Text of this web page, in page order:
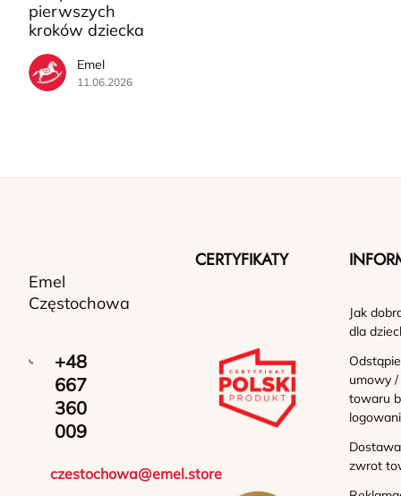
pierwszych
kroków dziecka
Emel
11.06.2026
Emel
Częstochowa
+48
667
360
009
czestochowa@emel.store
CERTYFIKATY
Jak
dla
umowy
towaru
zwrot